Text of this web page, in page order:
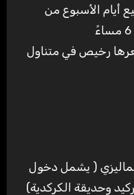
أيام الأسبوع من
رخيص في متناول
( يشمل دخول
وحديقة الكركدية)